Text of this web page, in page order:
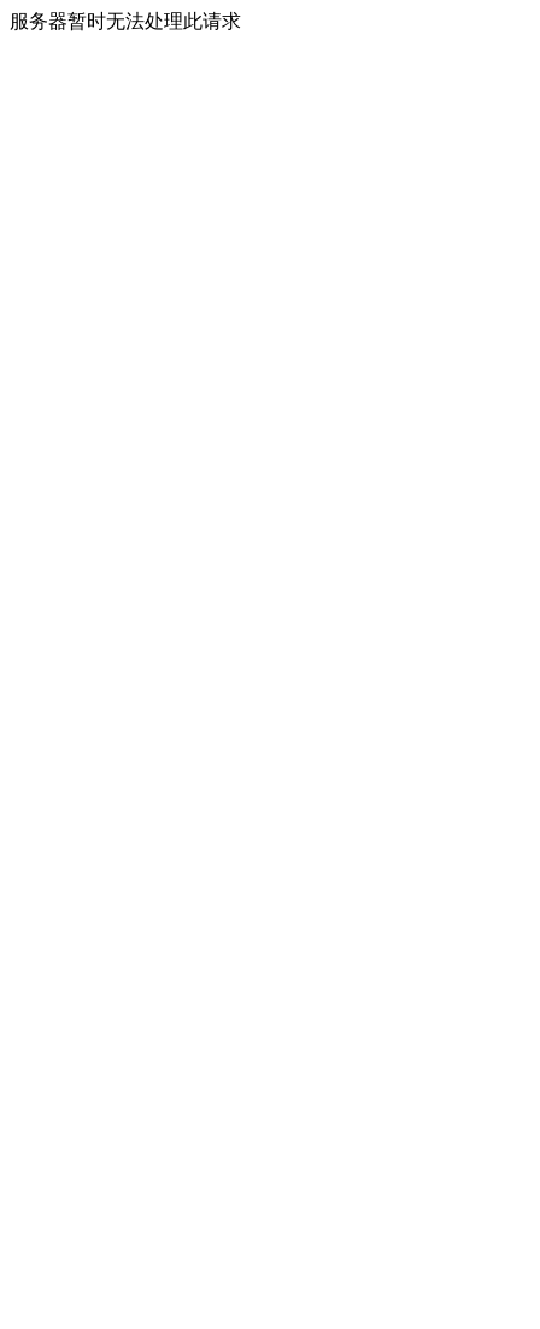
服务器暂时无法处理此请求